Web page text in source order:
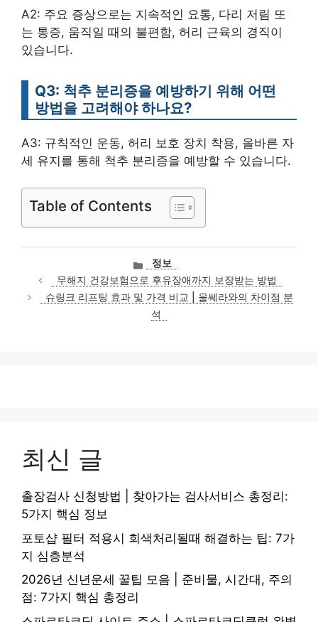
A2: 주요 증상으로는 지속적인 요통, 다리 저림 또
는 통증, 움직일 때의 불편함, 허리 근육의 경직이
있습니다.
Q3: 척추 분리증을 예방하기 위해 어떤
방법을 고려해야 하나요?
A3: 규칙적인 운동, 허리 보호 장치 착용, 올바른 자
세 유지를 통해 척추 분리증을 예방할 수 있습니다.
Table of Contents
카
테
고
리
정보
무해지 건강보험으로 후유장애까지 보장받는 방법
슈링크 리프팅 효과 및 가격 비교 | 울쎄라와의 차이점 분
석
최신 글
출장검사 신청방법 | 찾아가는 검사서비스 총정리:
5가지 핵심 정보
포토샵 필터 적용시 회색처리될때 해결하는 팁: 7가
지 심층분석
2026년 신년운세 꿀팁 모음 | 준비물, 시간대, 주의
점: 7가지 핵심 총정리